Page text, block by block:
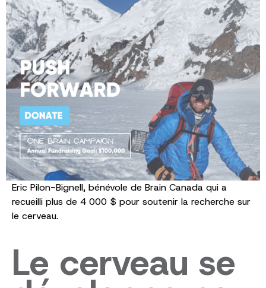
Eric Pilon-Bignell, bénévole de Brain Canada qui a
recueilli plus de 4 000 $ pour soutenir la recherche sur
le cerveau.
Le cerveau se